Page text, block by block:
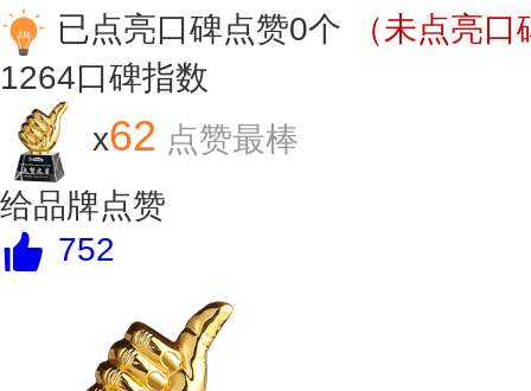
已点亮口碑点赞0个
（未点亮
1264口碑指数
x62 点赞最棒
给品牌点赞
752